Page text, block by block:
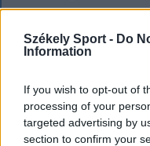
Székely Sport - Do
Information
If you wish to opt-out of
processing of your
targeted advertising by
section to confirm your